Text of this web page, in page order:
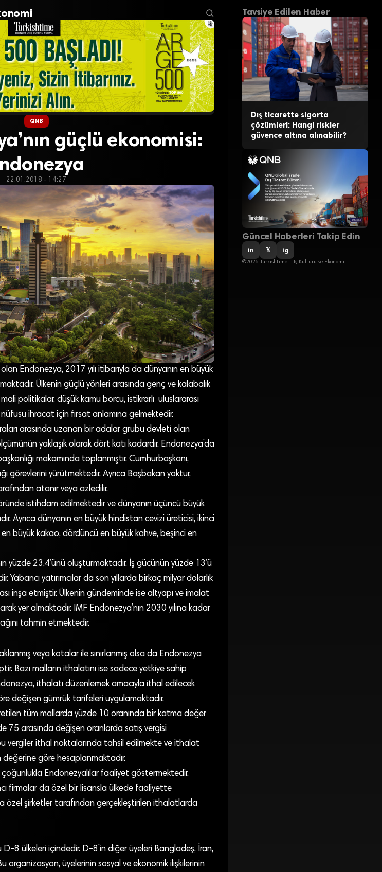
QNB
güçlü ekonomisi:
22.01.2018 - 14:27
Endonezya, 2017 yılı itibarıyla da dünyanın en büyük
Ülkenin güçlü yönleri arasında genç ve kalabalık
politikalar, düşük kamu borcu, istikrarlı uluslararası
nüfusu ihracat için fırsat anlamına gelmektedir.
arasında uzanan bir adalar grubu devleti olan
yaklaşık olarak dört katı kadardır. Endonezya’da
makamında toplanmıştır. Cumhurbaşkanı,
görevlerini yürütmektedir. Ayrıca Başbakan yoktur,
atanır veya azledilir.
istihdam edilmektedir ve dünyanın üçüncü büyük
Ayrıca dünyanın en büyük hindistan cevizi üreticisi, ikinci
büyük kakao, dördüncü en büyük kahve, beşinci en
yüzde 23,4’ünü oluşturmaktadır. İş gücünün yüzde 13’ü
yatırımcılar da son yıllarda birkaç milyar dolarlık
inşa etmiştir. Ülkenin gündeminde ise altyapı ve imalat
yer almaktadır. IMF Endonezya’nın 2030 yılına kadar
tahmin etmektedir.
veya kotalar ile sınırlanmış olsa da Endonezya
Bazı malların ithalatını ise sadece yetkiye sahip
ithalatı düzenlemek amacıyla ithal edilecek
değişen gümrük tarifeleri uygulamaktadır.
tüm mallarda yüzde 10 oranında bir katma değer
75 arasında değişen oranlarda satış vergisi
vergiler ithal noktalarında tahsil edilmekte ve ithalat
göre hesaplanmaktadır.
Endonezyalılar faaliyet göstermektedir.
firmalar da özel bir lisansla ülkede faaliyette
özel şirketler tarafından gerçekleştirilen ithalatlarda
D-8 ülkeleri içindedir. D-8’in diğer üyeleri Bangladeş, İran,
organizasyon, üyelerinin sosyal ve ekonomik ilişkilerinin
Tavsiye Edilen Haber
Dış ticarette sigorta
çözümleri: Hangi riskler
güvence altına alınabilir?
Güncel Haberleri Takip Edin
in 𝕏 ig
©2026 Turkishtime – İş Kültürü ve Ekonomi